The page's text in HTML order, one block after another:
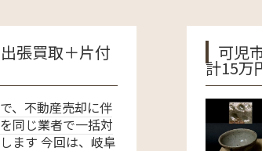
可児市で遺品整理に
計15万円…